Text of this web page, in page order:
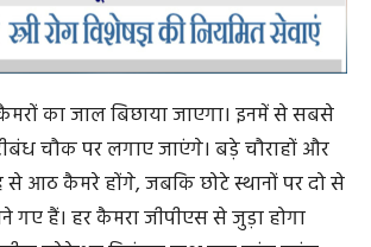
कैमरों का जाल बिछाया जाएगा। इनमें से सबसे
चौक पर लगाए जाएंगे। बड़े चौराहों और